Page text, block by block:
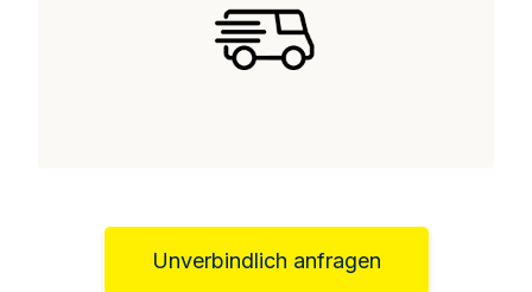
Unverbindlich anfragen